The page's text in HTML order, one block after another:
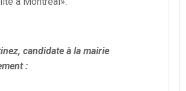
candidate à la mairie
: